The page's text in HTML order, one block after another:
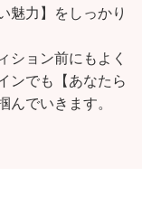
魅力】をしっかり
ション前にもよく
ンでも【あなたら
んでいきます。